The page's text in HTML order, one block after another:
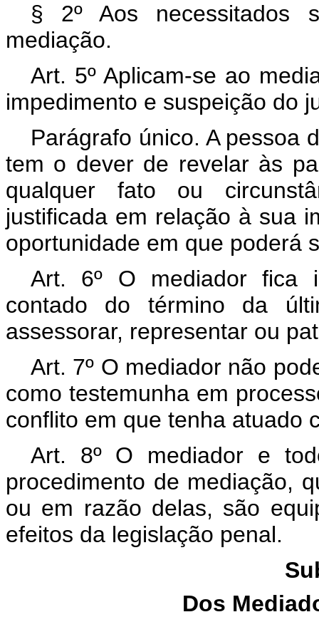
§ 2º Aos necessitados
mediação.
Art. 5º Aplicam-se ao
impedimento e suspeição do
Parágrafo único. A pessoa
tem o dever de revelar às
qualquer fato ou
justificada em relação à sua
oportunidade em que poderá
Art. 6º O mediador fica
contado do término da
assessorar, representar ou
Art. 7º O mediador não
como testemunha em
conflito em que tenha atuado
Art. 8º O mediador e
procedimento de mediação,
ou em razão delas, são
efeitos da legislação penal.
Dos